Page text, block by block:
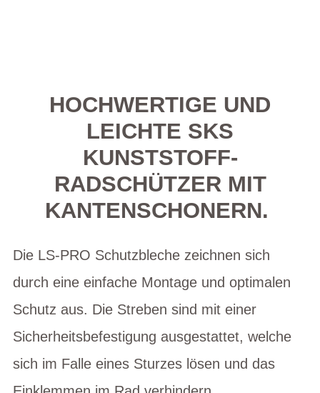
HOCHWERTIGE UND
LEICHTE SKS
KUNSTSTOFF-
RADSCHÜTZER MIT
KANTENSCHONERN.
Die LS-PRO Schutzbleche zeichnen sich
durch eine einfache Montage und optimalen
Schutz aus. Die Streben sind mit einer
Sicherheitsbefestigung ausgestattet, welche
sich im Falle eines Sturzes lösen und das